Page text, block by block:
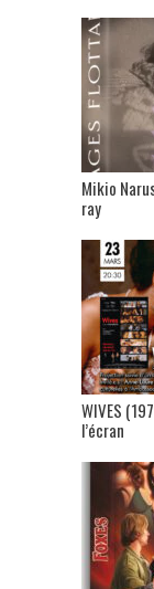
Mikio
ray
WIVES
l’écran